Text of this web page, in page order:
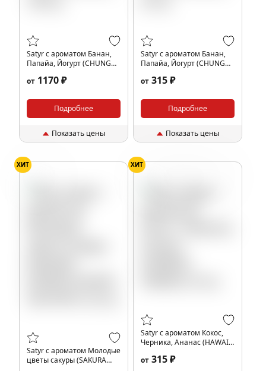
Satyr с ароматом Банан,
Папайа, Йогурт (CHUNGA-
100 гр.
от 1170 ₽
Подробнее
Показать цены
Satyr с ароматом Банан,
Папайа, Йогурт (CHUNGA-
гр.
от 315 ₽
Подробнее
Показать цены
ХИТ
Satyr с ароматом Молодые
цветы сакуры (SAKURA
ХИТ
Satyr с ароматом Кокос,
Черника, Ананас (HAWAII/
от 315 ₽